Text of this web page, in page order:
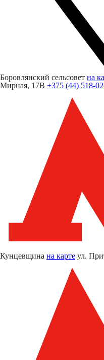
Боровлянский сельсовет на
Мирная, 17В +375 (44) 518-
Кунцевщина на карте ул.